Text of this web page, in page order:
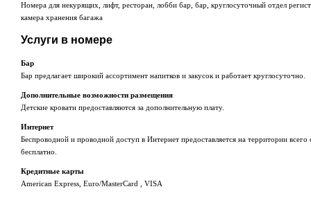
Номера для некурящих, лифт, ресторан, лобби бар, бар, круглосуточный отдел
камера хранения багажа
Услуги в номере
Бар
Бар предлагает широкий ассортимент напитков и закусок и работает круглосуточно.
Дополнительные возможности размещения
Детские кровати предоставляются за дополнительную плату.
Интернет
Беспроводной и проводной доступ в Интернет предоставляется на территории всего
бесплатно.
Кредитные карты
American Express, Euro/MasterCard , VISA